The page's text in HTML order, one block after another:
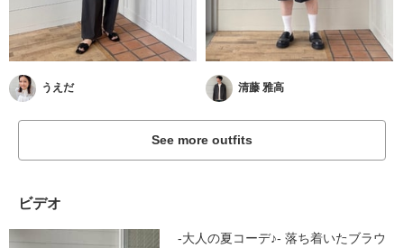
うえだ 清藤 雅高
See more outfits
ビデオ
-大人の夏コーデ♪- 落ち着いたブラウ